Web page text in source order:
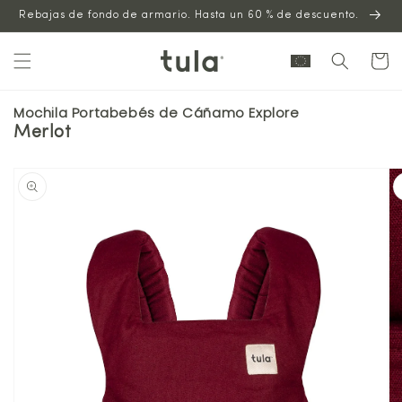
Saltar al
contenido
Rebajas de fondo de armario. Hasta un 60 % de descuento.
Carrito
Mochila Portabebés de Cáñamo Explore
Merlot
del